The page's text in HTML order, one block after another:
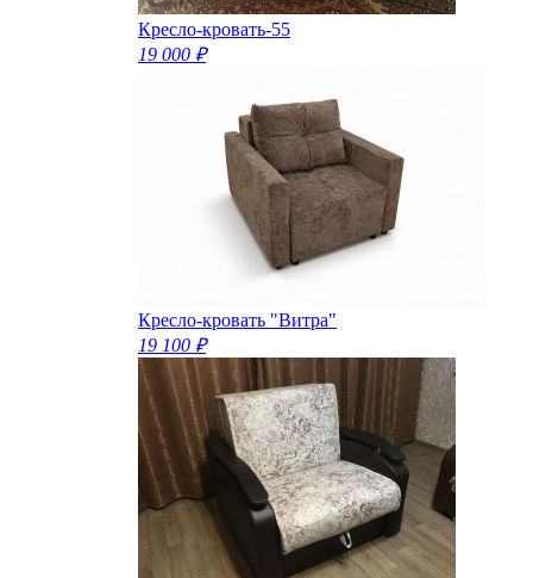
Кресло-кровать-55
19 000 ₽
Кресло-кровать "Витра"
19 100 ₽